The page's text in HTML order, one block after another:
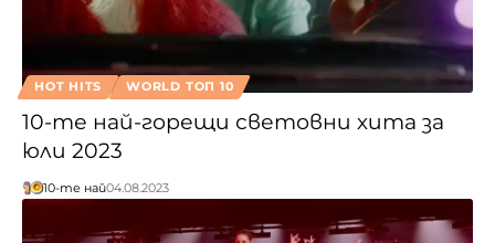
HOT HITS WORLD ТОП 10
10-те най-горещи световни хита за
юли 2023
10-те най04.08.2023